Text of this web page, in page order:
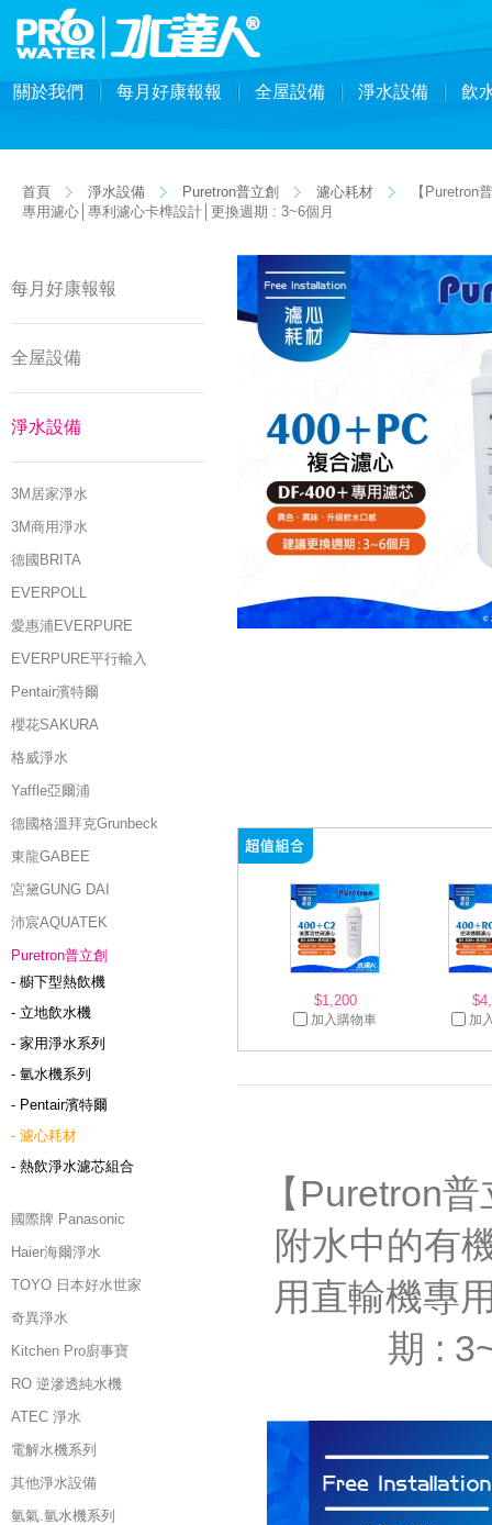
關於我們 每月好康報報 全屋設備 淨水設備 飲
首頁 淨水設備 Puretron普立創 濾心耗材
【Puretron
專用濾心│專利濾心卡榫設計│更換週期 : 3~6個月
每月好康報報
全屋設備
淨水設備
3M居家淨水
3M商用淨水
德國BRITA
EVERPOLL
愛惠浦EVERPURE
EVERPURE平行輸入
Pentair濱特爾
櫻花SAKURA
格威淨水
Yaffle亞爾浦
德國格溫拜克Grunbeck
東龍GABEE
宮黛GUNG DAI
沛宸AQUATEK
Puretron普立創
- 櫥下型熱飲機
- 立地飲水機
- 家用淨水系列
- 氫水機系列
- Pentair濱特爾
- 濾心耗材
- 熱飲淨水濾芯組合
國際牌 Panasonic
Haier海爾淨水
TOYO 日本好水世家
奇異淨水
Kitchen Pro廚事寶
RO 逆滲透純水機
ATEC 淨水
電解水機系列
其他淨水設備
氫氣.氫水機系列
$1,200
加入購物車 加
【Puretron
附水中的有
用直輸機專
期 :